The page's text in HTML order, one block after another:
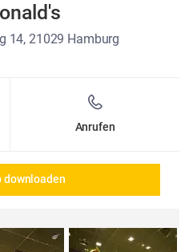
14, 21029 Hamburg
Anrufen
downloaden